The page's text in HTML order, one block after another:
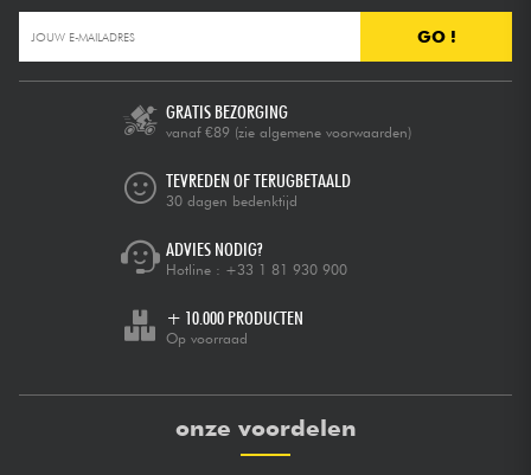
GO !
GRATIS BEZORGING
vanaf €89 (zie algemene voorwaarden)
TEVREDEN OF TERUGBETAALD
30 dagen bedenktijd
ADVIES NODIG?
Hotline : +33 1 81 930 900
+ 10.000 PRODUCTEN
Op voorraad
onze voordelen